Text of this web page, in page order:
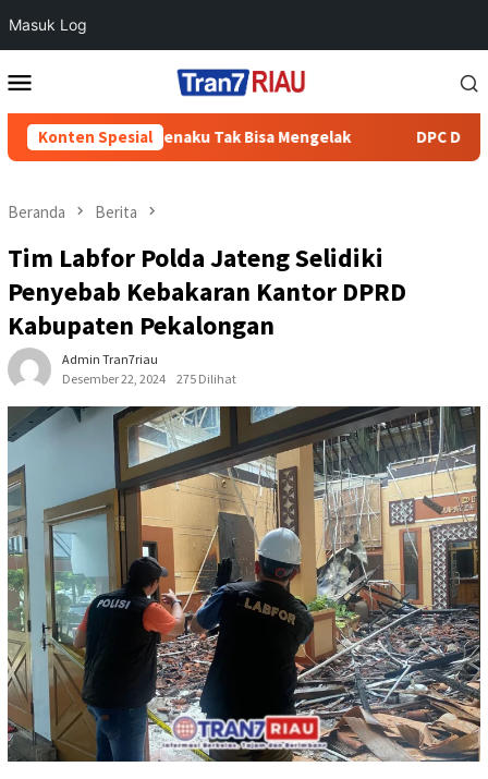
Masuk Log
ke
Mobile
Konten Spesial
Cenaku Tak Bisa Mengelak DPC Demokrat Inhu
Beranda Berita
Tim Labfor Polda Jateng Selidiki
Penyebab Kebakaran Kantor DPRD
Kabupaten Pekalongan
Admin Tran7riau
Desember 22, 2024
275 Dilihat